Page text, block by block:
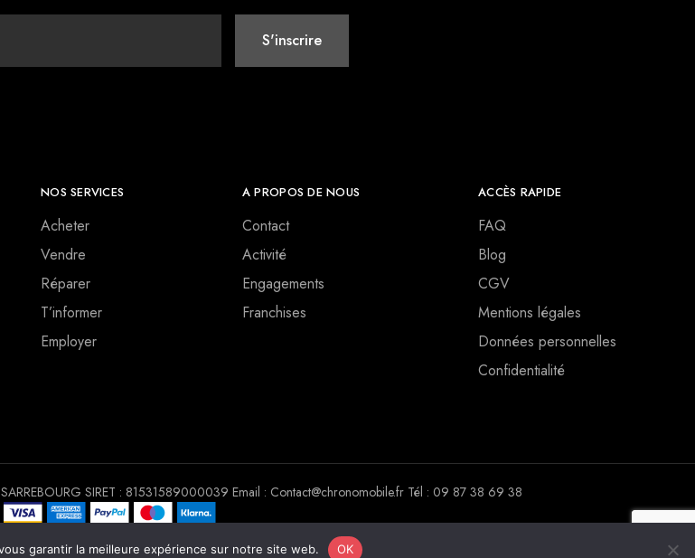
NOS SERVICES
Acheter
Vendre
Réparer
T’informer
Employer
A PROPOS DE NOUS
Contact
Activité
Engagements
Franchises
ACCÈS RAPIDE
FAQ
Blog
CGV
Mentions légales
Données personnelles
Confidentialité
2022. Tous droits réservés Chrono Mobile
SIRET : 81531589000039 Email : Contact@chronomobile.fr Tél : 09 87 38 69 38
garantir la meilleure expérience sur notre site web. OK